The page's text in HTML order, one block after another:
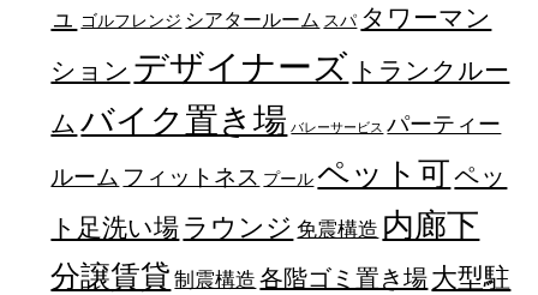
ュ
ゴルフレンジ シアタールーム スパ タワーマン
ション デザイナーズ トランクルー
ム バイク置き場 バレーサービス パーティー
ルーム フィットネス プール ペット可ペッ
ト足洗い場 ラウンジ 免震構造 内廊下
分譲賃貸 制震構造 各階ゴミ置き場大型駐